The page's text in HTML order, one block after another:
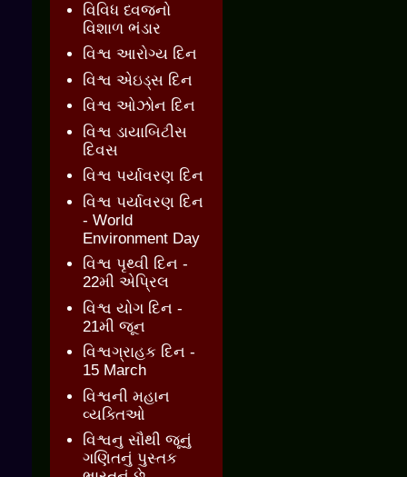
વિવિધ ધ્વજનો
વિશાળ ભંડાર
વિશ્વ આરોગ્ય દિન
વિશ્વ એઇડ્સ દિન
વિશ્વ ઓઝોન દિન
વિશ્વ ડાયાબિટીસ
દિવસ
વિશ્વ પર્યાવરણ દિન
વિશ્વ પર્યાવરણ દિન
- World
Environment Day
વિશ્વ પૃથ્વી દિન -
22મી એપ્રિલ
વિશ્વ યોગ દિન -
21મી જૂન
વિશ્વગ્રાહક દિન -
15 March
વિશ્વની મહાન
વ્યક્તિઓ
વિશ્વનુ સૌથી જૂનું
ગણિતનું પુસ્તક